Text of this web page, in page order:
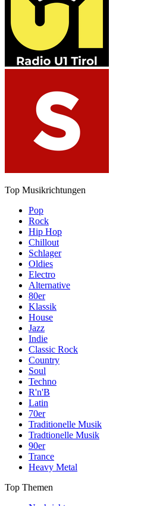
Top Musikrichtungen
Pop
Rock
Hip Hop
Chillout
Schlager
Oldies
Electro
Alternative
80er
Klassik
House
Jazz
Indie
Classic Rock
Country
Soul
Techno
R'n'B
Latin
70er
Traditionelle Musik
Tradtionelle Musik
90er
Trance
Heavy Metal
Top Themen